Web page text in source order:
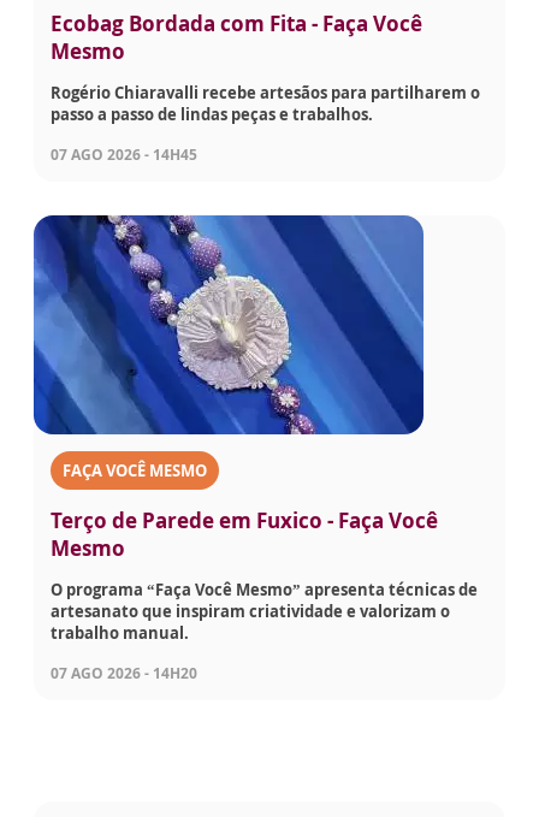
Ecobag Bordada com Fita - Faça Você
Mesmo
Rogério Chiaravalli recebe artesãos para partilharem o
passo a passo de lindas peças e trabalhos.
07 AGO 2026 - 14H45
FAÇA VOCÊ MESMO
Terço de Parede em Fuxico - Faça Você
Mesmo
O programa “Faça Você Mesmo” apresenta técnicas de
artesanato que inspiram criatividade e valorizam o
trabalho manual.
07 AGO 2026 - 14H20